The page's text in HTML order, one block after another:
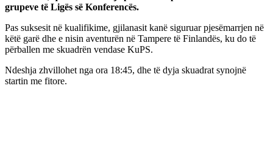
grupeve të Ligës së Konferencës.
Pas suksesit në kualifikime, gjilanasit kanë siguruar pjesëmarrjen në
këtë garë dhe e nisin aventurën në Tampere të Finlandës, ku do të
përballen me skuadrën vendase KuPS.
Ndeshja zhvillohet nga ora 18:45, dhe të dyja skuadrat synojnë
startin me fitore.